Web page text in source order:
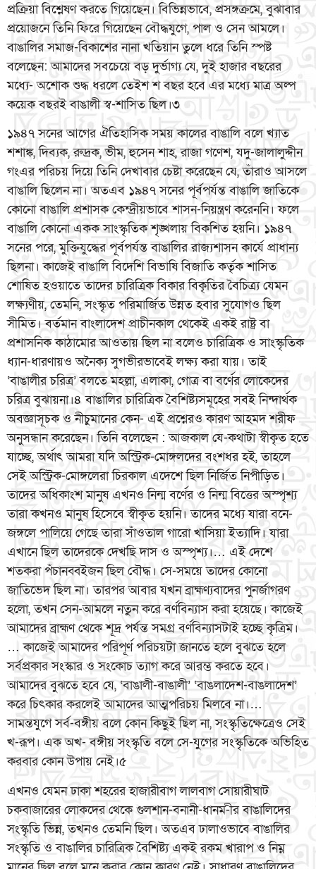
প্রক্রিয়া বিশ্লেষণ করতে গিয়েছেন। বিভিন্নভাবে, প্রসঙ্গক্রমে, বুঝাবার
প্রয়োজনে তিনি ফিরে গিয়েছেন বৌদ্ধযুগে, পাল ও সেন আমলে।
বাঙালির সমাজ-বিকাশের নানা খতিয়ান তুলে ধরে তিনি স্পষ্ট
বলেছেন: আমাদের সবচেয়ে বড় দুর্ভাগ্য যে, দুই হাজার বছরের
মধ্যে- অশোক শুদ্ধ ধরলে তেইশ শ বছর হবে এর মধ্যে মাত্র অল্প
কয়েক বছরই বাঙালী স্ব-শাসিত ছিল।৩
১৯৪৭ সনের আগের ঐতিহাসিক সময় কালের বাঙালি বলে খ্যাত
শশাঙ্ক, দিব্যক, রুদ্রক, ভীম, হুসেন শাহ, রাজা গণেশ, যদু-জালালুদ্দীন
গংএর পরিচয় দিয়ে তিনি দেখাবার চেষ্টা করেছেন যে, তাঁরাও আসলে
বাঙালি ছিলেন না। অতএব ১৯৪৭ সনের পূর্বপর্যন্ত বাঙালি জাতিকে
কোনো বাঙালি প্রশাসক কেন্দ্রীয়ভাবে শাসন-নিয়ন্ত্রণ করেননি। ফলে
বাঙালি কোনো একক সাংস্কৃতিক শৃঙ্খলায় বিকশিত হয়নি। ১৯৪৭
সনের পরে, মুক্তিযুদ্ধের পূর্বপর্যন্ত বাঙালির রাজ্যশাসন কার্যে প্রাধান্য
ছিলনা। কাজেই বাঙালি বিদেশি বিভাষি বিজাতি কর্তৃক শাসিত
শোষিত হওয়াতে তাদের চারিত্রিক বিকার বিকৃতির বৈচিত্র্য যেমন
লক্ষ্যণীয়, তেমনি, সংস্কৃত পরিমার্জিত উন্নত হবার সুযোগও ছিল
সীমিত। বর্তমান বাংলাদেশ প্রাচীনকাল থেকেই একই রাষ্ট্র বা
প্রশাসনিক কাঠামোর আওতায় ছিল না বলেও চারিত্রিক ও সাংস্কৃতিক
ধ্যান-ধারণায়ও অনৈক্য সুগভীরভাবেই লক্ষ্য করা যায়। তাই
‘বাঙালীর চরিত্র’ বলতে মহল্লা, এলাকা, গোত্র বা বর্ণের লোকেদের
চরিত্র বুঝায়না।৪ বাঙালির চারিত্রিক বৈশিষ্ট্যসমূহের সবই নিন্দার্থক
অবজ্ঞাসূচক ও নীচুমানের কেন- এই প্রশ্নেরও কারণ আহমদ শরীফ
অনুসন্ধান করেছেন। তিনি বলেছেন : আজকাল যে-কথাটা স্বীকৃত হতে
যাচ্ছে, অর্থাৎ আমরা যদি অস্ট্রিক-মোঙ্গলদের বংশধর হই, তাহলে
সেই অস্ট্রিক-মোঙ্গলেরা চিরকাল এদেশে ছিল নির্জিত নিপীড়িত।
তাদের অধিকাংশ মানুষ এখনও নিন্ম বর্ণের ও নিন্ম বিত্তের অস্পৃশ্য
তারা কখনও মানুষ হিসেবে স্বীকৃত হয়নি। তাদের মধ্যে যারা বনে-
জঙ্গলে পালিয়ে গেছে তারা সাঁওতাল গারো খাসিয়া ইত্যাদি। যারা
এখানে ছিল তাদেরকে দেখছি দাস ও অস্পৃশ্য।… এই দেশে
শতকরা পঁচানব্বইজন ছিল বৌদ্ধ। সে-সময়ে তাদের কোনো
জাতিভেদ ছিল না। তারপর আবার যখন ব্রাহ্মণ্যবাদের পুনর্জাগরণ
হলো, তখন সেন-আমলে নতুন করে বর্ণবিন্যাস করা হয়েছে। কাজেই
আমাদের ব্রাহ্মণ থেকে শূদ্র পর্যন্ত সমগ্র বর্ণবিন্যাসটাই হচ্ছে কৃত্রিম।
… কাজেই আমাদের পরিপূর্ণ পরিচয়টা জানতে হলে বুঝতে হলে
সর্বপ্রকার সংস্কার ও সংকোচ ত্যাগ করে আরম্ভ করতে হবে।
আমাদের বুঝতে হবে যে, ‘বাঙালী-বাঙালী’ ‘বাঙলাদেশ-বাঙলাদেশ’
করে চিৎকার করলেই আমাদের আত্মপরিচয় মিলবে না।…
সামন্তযুগে সর্ব-বঙ্গীয় বলে কোন কিছুই ছিল না, সংস্কৃতিক্ষেত্রেও সেই
খ-রূপ। এক অখ- বঙ্গীয় সংস্কৃতি বলে সে-যুগের সংস্কৃতিকে অভিহিত
করবার কোন উপায় নেই।৫
এখনও যেমন ঢাকা শহরের হাজারীবাগ লালবাগ সোয়ারীঘাট
চকবাজারের লোকদের থেকে গুলশান-বনানী-ধানম-ীর বাঙালিদের
সংস্কৃতি ভিন্ন, তখনও তেমনি ছিল। অতএব ঢালাওভাবে বাঙালির
সংস্কৃতি ও বাঙালির চারিত্রিক বৈশিষ্ট্য একই রকম খারাপ ও নিম্ন